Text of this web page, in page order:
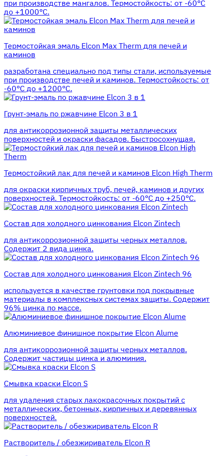
при производстве мангалов. Термостойкость: от -60°С
до +1000°С.
Термостойкая эмаль Elcon Max Therm для печей и
каминов
разработана специально под типы стали, используемые
при производстве печей и каминов. Термостойкость: от
-60°С до +1200°С.
Грунт-эмаль по ржавчине Elcon 3 в 1
для антикоррозионной защиты металлических
поверхностей и окраски фасадов. Быстросохнущая.
Термостойкий лак для печей и каминов Elcon High Therm
для окраски кирпичных труб, печей, каминов и других
поверхностей. Термостойкость: от -60°С до +250°С.
Состав для холодного цинкования Elcon Zintech
для антикоррозионной защиты черных металлов.
Содержит 2 вида цинка.
Состав для холодного цинкования Elcon Zintech 96
используется в качестве грунтовки под покрывные
материалы в комплексных системах защиты. Cодержит
96% цинка по массе.
Алюминиевое финишное покрытие Elcon Alume
для антикоррозионной защиты черных металлов.
Содержит частицы цинка и алюминия.
Смывка краски Elcon S
для удаления старых лакокрасочных покрытий с
металлических, бетонных, кирпичных и деревянных
поверхностей.
Растворитель / обезжириватель Elcon R